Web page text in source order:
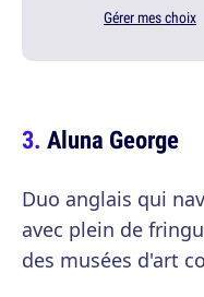
Gérer mes choix
Aluna George
Duo anglais qui
avec plein de
des musées d'art